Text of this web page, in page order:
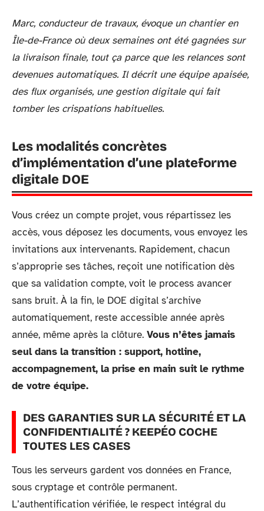
Marc, conducteur de travaux, évoque un chantier en
Île-de-France où deux semaines ont été gagnées sur
la livraison finale, tout ça parce que les relances sont
devenues automatiques. Il décrit une équipe apaisée,
des flux organisés, une gestion digitale qui fait
tomber les crispations habituelles.
Les modalités concrètes
d’implémentation d’une plateforme
digitale DOE
Vous créez un compte projet, vous répartissez les
accès, vous déposez les documents, vous envoyez les
invitations aux intervenants. Rapidement, chacun
s’approprie ses tâches, reçoit une notification dès
que sa validation compte, voit le process avancer
sans bruit. À la fin, le DOE digital s’archive
automatiquement, reste accessible année après
année, même après la clôture. Vous n’êtes jamais
seul dans la transition : support, hotline,
accompagnement, la prise en main suit le rythme
de votre équipe.
DES GARANTIES SUR LA SÉCURITÉ ET LA
CONFIDENTIALITÉ ? KEEPÉO COCHE
TOUTES LES CASES
Tous les serveurs gardent vos données en France,
sous cryptage et contrôle permanent.
L’authentification vérifiée, le respect intégral du